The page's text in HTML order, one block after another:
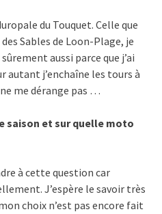
du Touquet. Celle que
Sables de Loon-Plage, je
aussi parce que j’ai
autant j’enchaîne les tours à
me dérange pas …
saison et sur quelle moto
à cette question car
J’espère le savoir très
choix n’est pas encore fait